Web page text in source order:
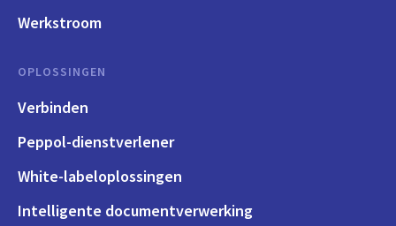
Werkstroom
OPLOSSINGEN
Verbinden
Peppol-dienstverlener
White-labeloplossingen
Intelligente documentverwerking